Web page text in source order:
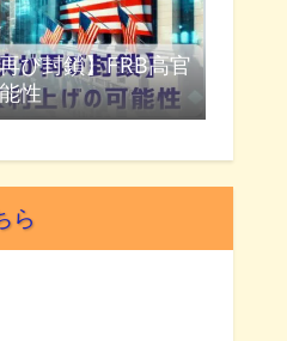
び封鎖】FRB高官
性
ら